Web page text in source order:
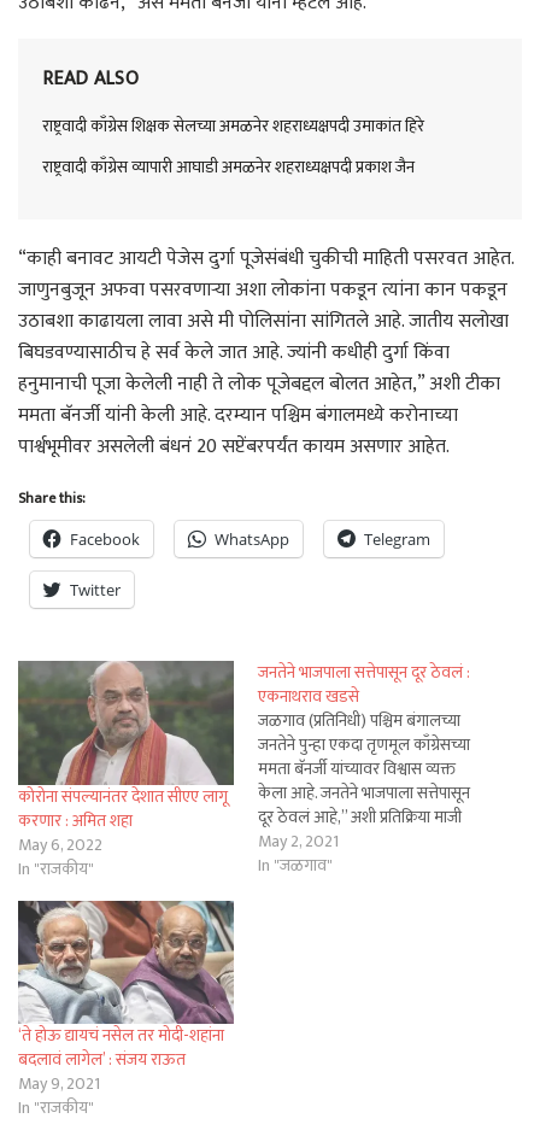
READ ALSO
राष्ट्रवादी काँग्रेस शिक्षक सेलच्या अमळनेर शहराध्यक्षपदी उमाकांत हिरे
राष्ट्रवादी काँग्रेस व्यापारी आघाडी अमळनेर शहराध्यक्षपदी प्रकाश जैन
“काही बनावट आयटी पेजेस दुर्गा पूजेसंबंधी चुकीची माहिती पसरवत आहेत.
जाणुनबुजून अफवा पसरवणाऱ्या अशा लोकांना पकडून त्यांना कान पकडून
उठाबशा काढायला लावा असे मी पोलिसांना सांगितले आहे. जातीय सलोखा
बिघडवण्यासाठीच हे सर्व केले जात आहे. ज्यांनी कधीही दुर्गा किंवा
हनुमानाची पूजा केलेली नाही ते लोक पूजेबद्दल बोलत आहेत,” अशी टीका
ममता बॅनर्जी यांनी केली आहे. दरम्यान पश्चिम बंगालमध्ये करोनाच्या
पार्श्वभूमीवर असलेली बंधनं 20 सप्टेंबरपर्यंत कायम असणार आहेत.
Share this:
Facebook WhatsApp Telegram
Twitter
कोरोना संपल्यानंतर देशात सीएए लागू
करणार : अमित शहा
May 6, 2022
In "राजकीय"
जनतेने भाजपाला सत्तेपासून दूर ठेवलं :
एकनाथराव खडसे
जळगाव (प्रतिनिधी) पश्चिम बंगालच्या
जनतेने पुन्हा एकदा तृणमूल काँग्रेसच्या
ममता बॅनर्जी यांच्यावर विश्वास व्यक्त
केला आहे. जनतेने भाजपाला सत्तेपासून
दूर ठेवलं आहे,” अशी प्रतिक्रिया माजी
मंत्री एकनाथराव खडसे यांनी पश्चिम
बंगाल निकालावर दिली आहे. “पश्चिम
May 2, 2021
In "जळगाव"
‘ते होऊ द्यायचं नसेल तर मोदी-शहांना
बदलावं लागेल’ : संजय राऊत
May 9, 2021
In "राजकीय"